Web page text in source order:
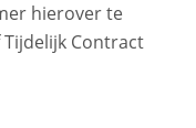
hierover te
Contract